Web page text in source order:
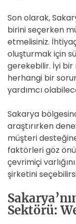
Son olarak,
birini seçerken
etmelisiniz.
oluşturmak için
gerekebilir. İyi
herhangi bir
yardımcı
Sakarya
araştırırken
müşteri
faktörleri göz
çevrimiçi
şirketini
Sektörü: